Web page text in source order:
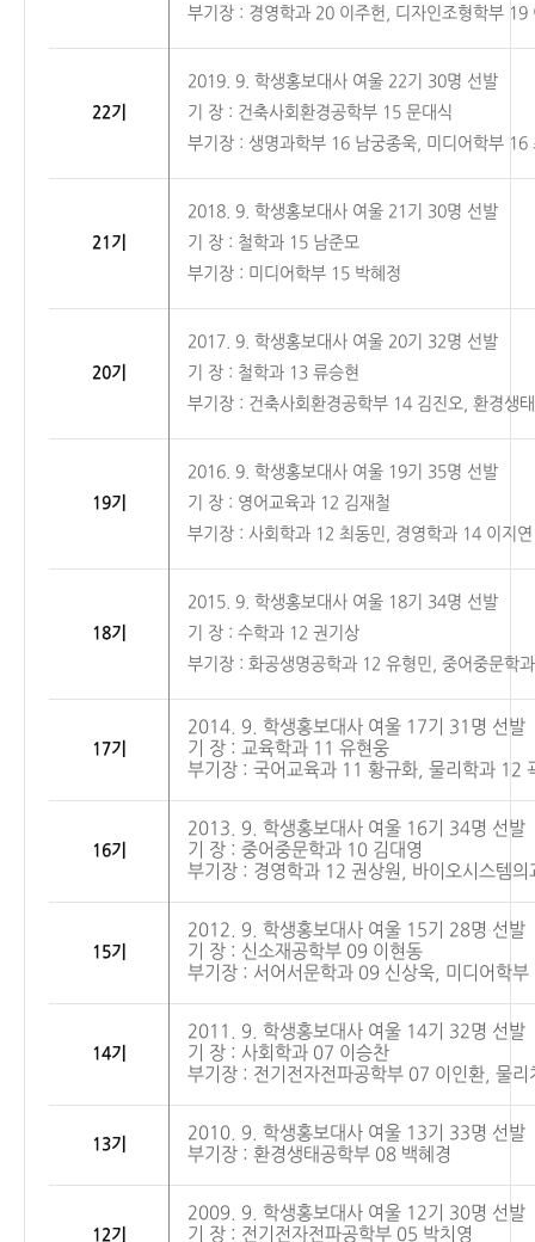
부기장 : 경영학과 20 이주헌, 디자인조형학부 19
22기
2019. 9. 학생홍보대사 여울 22기
30명 선발
기 장 : 건축사회환경공학부 15 문대식
부기장 : 생명과학부 16 남궁종욱, 미디어학부 16
21기
2018. 9. 학생홍보대사 여울 21기 30명 선발
기 장 : 철학과 15 남준모
부기장 : 미디어학부 15 박혜정
20기
2017. 9. 학생홍보대사 여울 20기 32명 선발
기 장 : 철학과 13 류승현
부기장 : 건축사회환경공학부 14 김진오, 환경생
19기
2016. 9. 학생홍보대사 여울 19기 35명 선발
기 장 : 영어교육과 12 김재철
부기장 : 사회학과 12 최동민, 경영학과 14 이지연
18기
2015. 9. 학생홍보대사 여울 18기 34명 선발
기 장 : 수학과 12 권기상
부기장 : 화공생명공학과 12 유형민, 중어중문학
17기
2014. 9. 학생홍보대사 여울 17기 31명 선발
기 장 : 교육학과 11 유현웅
부기장 : 국어교육과 11 황규화, 물리학과 12
16기
2013. 9. 학생홍보대사 여울 16기 34명 선발
기 장 : 중어중문학과 10 김대영
부기장 : 경영학과 12 권상원, 바이오시스템
15기
2012. 9. 학생홍보대사 여울 15기 28명 선발
기 장 : 신소재공학부 09 이현동
부기장 : 서어서문학과 09 신상욱, 미디어학
14기
2011. 9. 학생홍보대사 여울 14기 32명 선발
기 장 : 사회학과 07 이승찬
부기장 : 전기전자전파공학부 07 이인환, 물
13기
2010. 9. 학생홍보대사 여울 13기 33명 선발
부기장 : 환경생태공학부 08 백혜경
1 2기
2009. 9. 학생홍보대사 여울 1 2기
30명 선발
기 장 : 전기전자전파공학부 05 박치영